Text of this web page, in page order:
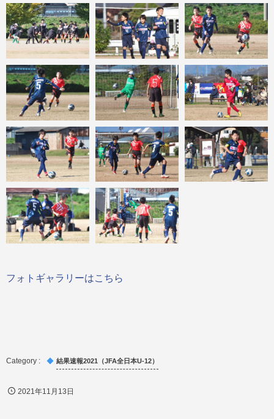
フォトギャラリーはこちら
結果速報2021（JFA全日本U-12）
2021年11月13日